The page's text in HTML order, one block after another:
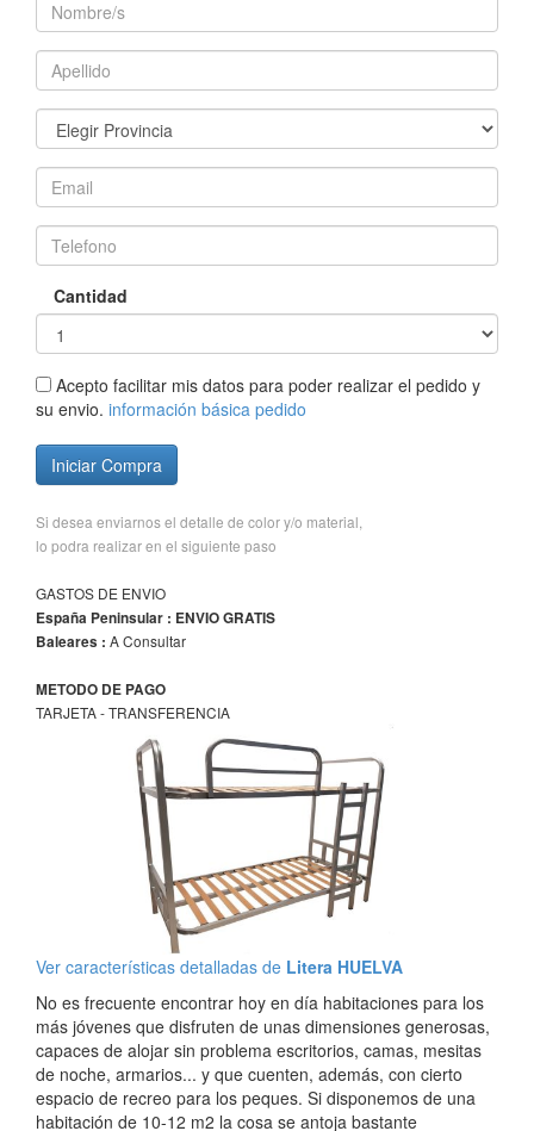
Cantidad
Acepto facilitar mis datos para poder realizar el pedido y
su envio. información básica pedido
Iniciar Compra
Si desea enviarnos el detalle de color y/o material,
lo podra realizar en el siguiente paso
GASTOS DE ENVIO
España Peninsular : ENVIO GRATIS
Baleares : A Consultar
METODO DE PAGO
TARJETA - TRANSFERENCIA
Ver características detalladas de Litera HUELVA
No es frecuente encontrar hoy en día habitaciones para los
más jóvenes que disfruten de unas dimensiones generosas,
capaces de alojar sin problema escritorios, camas, mesitas
de noche, armarios... y que cuenten, además, con cierto
espacio de recreo para los peques. Si disponemos de una
habitación de 10-12 m2 la cosa se antoja bastante